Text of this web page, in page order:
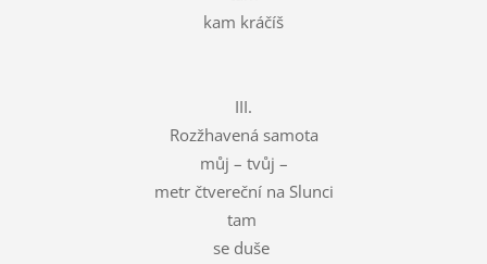
kam kráčíš
III.
Rozžhavená samota
můj – tvůj –
metr čtvereční na Slunci
tam
se duše